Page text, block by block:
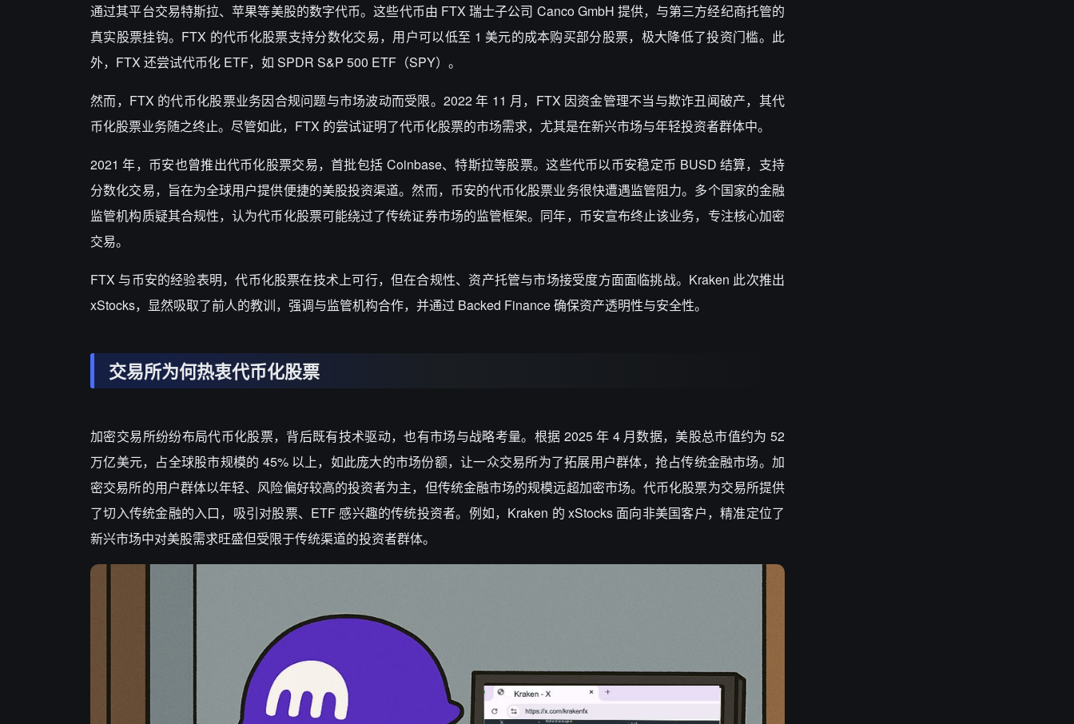
通过其平台交易特斯拉、苹果等美股的数字代币。这些代币由 FTX 瑞士子公司 Canco GmbH 提供，与第三方经纪商托管的
真实股票挂钩。FTX 的代币化股票支持分数化交易，用户可以低至 1 美元的成本购买部分股票，极大降低了投资门槛。此
外，FTX 还尝试代币化 ETF，如 SPDR S&P 500 ETF（SPY）。
然而，FTX 的代币化股票业务因合规问题与市场波动而受限。2022 年 11 月，FTX 因资金管理不当与欺诈丑闻破产，其代
币化股票业务随之终止。尽管如此，FTX 的尝试证明了代币化股票的市场需求，尤其是在新兴市场与年轻投资者群体中。
2021 年，币安也曾推出代币化股票交易，首批包括 Coinbase、特斯拉等股票。这些代币以币安稳定币 BUSD 结算，支持
分数化交易，旨在为全球用户提供便捷的美股投资渠道。然而，币安的代币化股票业务很快遭遇监管阻力。多个国家的金融
监管机构质疑其合规性，认为代币化股票可能绕过了传统证券市场的监管框架。同年，币安宣布终止该业务，专注核心加密
交易。
FTX 与币安的经验表明，代币化股票在技术上可行，但在合规性、资产托管与市场接受度方面面临挑战。Kraken 此次推出
xStocks，显然吸取了前人的教训，强调与监管机构合作，并通过 Backed Finance 确保资产透明性与安全性。
交易所为何热衷代币化股票
加密交易所纷纷布局代币化股票，背后既有技术驱动，也有市场与战略考量。根据 2025 年 4 月数据，美股总市值约为 52
万亿美元，占全球股市规模的 45% 以上，如此庞大的市场份额，让一众交易所为了拓展用户群体，抢占传统金融市场。加
密交易所的用户群体以年轻、风险偏好较高的投资者为主，但传统金融市场的规模远超加密市场。代币化股票为交易所提供
了切入传统金融的入口，吸引对股票、ETF 感兴趣的传统投资者。例如，Kraken 的 xStocks 面向非美国客户，精准定位了
新兴市场中对美股需求旺盛但受限于传统渠道的投资者群体。